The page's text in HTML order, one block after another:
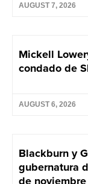
AUGUST 7, 2026
Mickell
condado de
AUGUST 6, 2026
Blackburn y
gubernatura